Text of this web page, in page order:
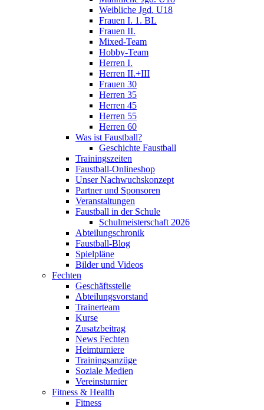
Weibliche Jgd. U18
Frauen I. 1. BL
Frauen II.
Mixed-Team
Hobby-Team
Herren I.
Herren II.+III
Frauen 30
Herren 35
Herren 45
Herren 55
Herren 60
Was ist Faustball?
Geschichte Faustball
Trainingszeiten
Faustball-Onlineshop
Unser Nachwuchskonzept
Partner und Sponsoren
Veranstaltungen
Faustball in der Schule
Schulmeisterschaft 2026
Abteilungschronik
Faustball-Blog
Spielpläne
Bilder und Videos
Fechten
Geschäftsstelle
Abteilungsvorstand
Trainerteam
Kurse
Zusatzbeitrag
News Fechten
Heimturniere
Trainingsanzüge
Soziale Medien
Vereinsturnier
Fitness & Health
Fitness